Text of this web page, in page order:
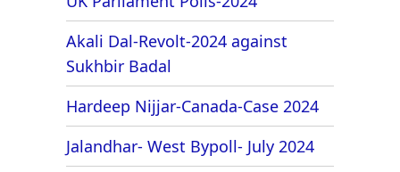
Akali Dal-Revolt-2024 against
Sukhbir Badal
Hardeep Nijjar-Canada-Case 2024
Jalandhar- West Bypoll- July 2024